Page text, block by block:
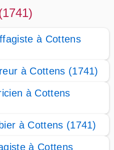
à Cottens
à Cottens (1741)
à Cottens
à Cottens (1741)
à Cottens